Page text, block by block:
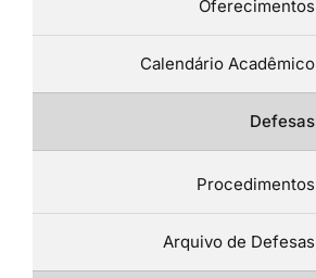
Oferecimentos
Calendário Acadêmico
Defesas
Procedimentos
Arquivo de Defesas